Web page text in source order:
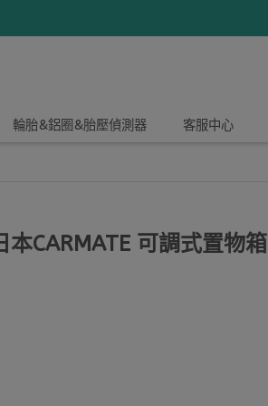
輪胎&鋁圈&胎壓偵測器 客服中心
CARMATE 可調式置物箱